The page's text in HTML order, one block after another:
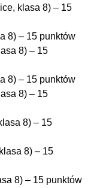
klasa 8) – 15
8) – 15 punktów
8) – 15
8) – 15 punktów
8) – 15
8) – 15
8) – 15
8) – 15 punktów